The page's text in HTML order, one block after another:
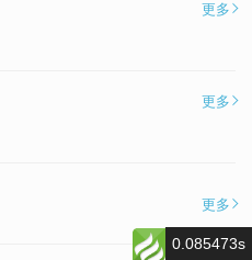
更多
更多
更多
0.085473s